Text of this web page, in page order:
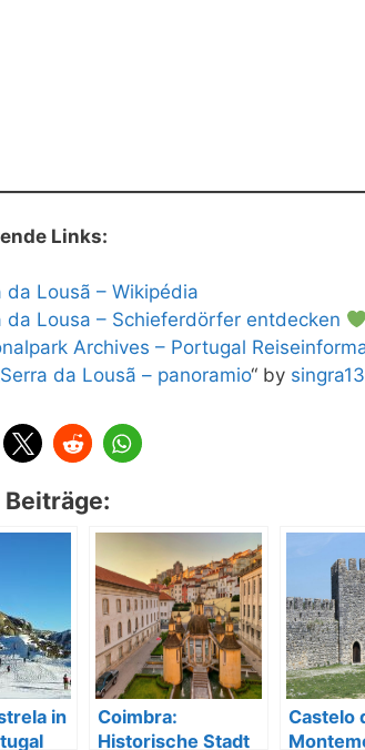
Links:
da Lousã – Wikipédia
da Lousa – Schieferdörfer entdecken
Archives – Portugal
Serra da Lousã – panoramio“ by singra13
in
Coimbra:
Historische Stadt
Castelo